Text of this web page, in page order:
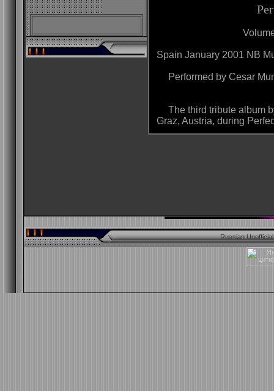
Spain January 2001 NB
Performed by Cesar
The third tribute album
Graz, Austria, during
Russian